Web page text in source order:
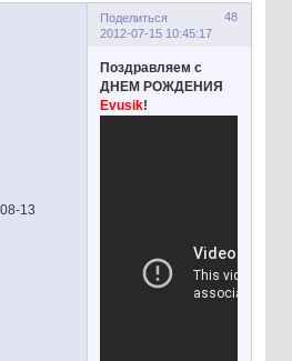
Поделиться
48
2012-07-15 10:45:17
13
Поздравляем с
ДНЕМ РОЖДЕНИЯ
Evusik!